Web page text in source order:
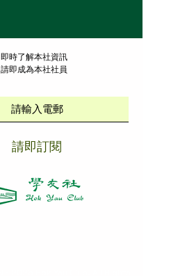
​即時了解本社資訊
請即成為本社社員
請即訂閱